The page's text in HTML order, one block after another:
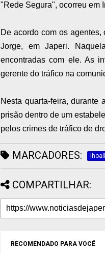
"Rede Segura", ocorreu em
De acordo com os
Jorge, em Japeri.
encontradas com ele. As
gerente do tráfico na
Nesta quarta-feira,
prisão dentro de um
pelos crimes de tráfico de
MARCADORES:
COMPARTILHAR:
RECOMENDADO PARA VOCÊ